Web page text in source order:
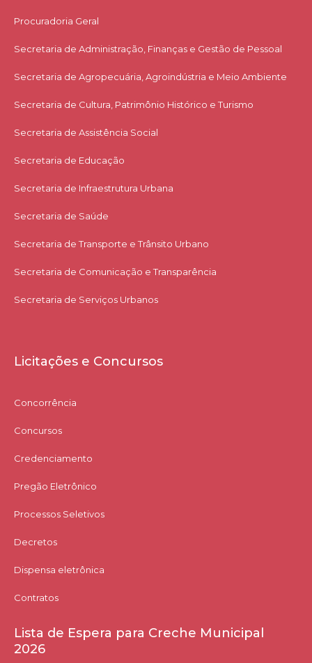
Procuradoria Geral
Secretaria de Administração, Finanças e Gestão de Pessoal
Secretaria de Agropecuária, Agroindústria e Meio Ambiente
Secretaria de Cultura, Patrimônio Histórico e Turismo
Secretaria de Assistência Social
Secretaria de Educação
Secretaria de Infraestrutura Urbana
Secretaria de Saúde
Secretaria de Transporte e Trânsito Urbano
Secretaria de Comunicação e Transparência
Secretaria de Serviços Urbanos
Licitações e Concursos
Concorrência
Concursos
Credenciamento
Pregão Eletrônico
Processos Seletivos
Decretos
Dispensa eletrônica
Contratos
Lista de Espera para Creche Municipal
2026